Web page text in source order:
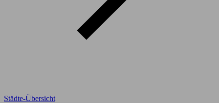
Städte-Übersicht